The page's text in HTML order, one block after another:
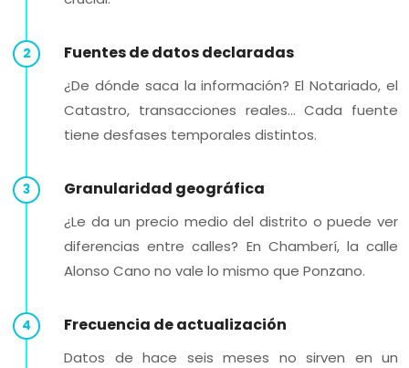
Fuentes de datos declaradas
¿De dónde saca la información? El Notariado, el
Catastro, transacciones reales… Cada fuente
tiene desfases temporales distintos.
Granularidad geográfica
¿Le da un precio medio del distrito o puede ver
diferencias entre calles? En Chamberí, la calle
Alonso Cano no vale lo mismo que Ponzano.
Frecuencia de actualización
Datos de hace seis meses no sirven en un